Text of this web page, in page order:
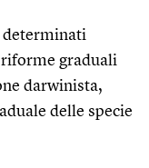
determinati
graduali
darwinista,
delle specie